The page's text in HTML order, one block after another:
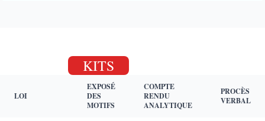
KITS
LOI
EXPOSÉ
DES
MOTIFS
COMPTE
RENDU
ANALYTIQUE
PROCÈS
VERBAL